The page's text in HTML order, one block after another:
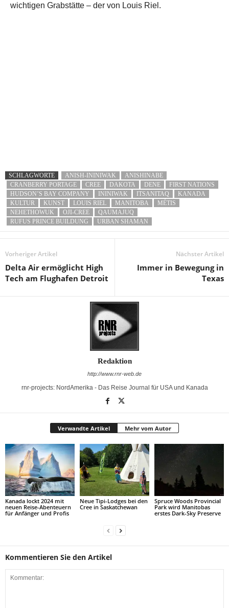
wichtigen Grabstätte – der von Louis Riel.
SCHLAGWORTE ANISH-ININIWAK
ANISHINABE
CRANBERRY PORTAGE
CREE DAKOTA DENE
FIRST NATIONS
HUDSON’S BAY COMPANY
ININIWAK ITSANITAQ
KANADA
KULTUR
KUNST LOUIS RIEL MANITOBA
MÉTIS
NEHETHOWUK
OJI-CREE
QAUMAJUQ
RUFUS PRINCE BUILDUNG
URBAN SHAMAN
Vorheriger Artikel
Delta Air ermöglicht High
Tech am Flughafen Detroit
Nächster Artikel
Immer in Bewegung in
Texas
Redaktion
http://www.rnr-web.de
rnr-projects: NordAmerika - Das Reise Journal für USA und Kanada
Verwandte Artikel Mehr vom Autor
Kanada lockt 2024 mit
neuen Reise-Abenteuern
für Anfänger und Profis
Neue Tipi-Lodges bei den
Cree in Saskatchewan
Spruce Woods Provincial
Park wird Manitobas
erstes Dark-Sky Preserve
Kommentieren Sie den Artikel